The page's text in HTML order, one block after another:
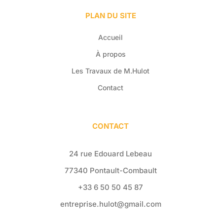
PLAN DU SITE
Accueil
À propos
Les Travaux de M.Hulot
Contact
CONTACT
24 rue Edouard Lebeau
77340 Pontault-Combault
+33 6 50 50 45 87
entreprise.hulot@gmail.com